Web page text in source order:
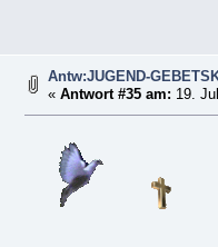
Antw:JUGEND-
«Antwort #35 am: 19.